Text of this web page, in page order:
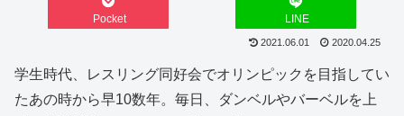
Pocket LINE
2021.06.01 2020.04.25
学生時代、レスリング同好会でオリンピックを目指してい
たあの時から早10数年。毎日、ダンベルやバーベルを上